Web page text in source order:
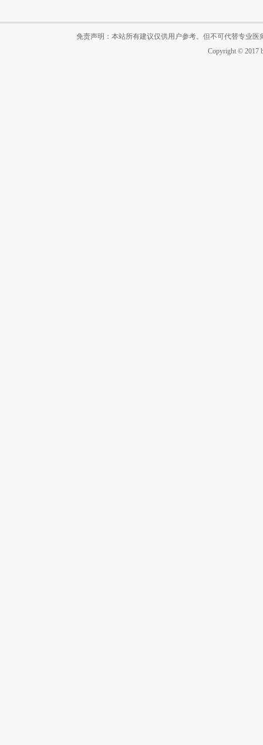
免责声明：本站所有建议仅供用户参考。但不可代替专业
Copyright © 2017